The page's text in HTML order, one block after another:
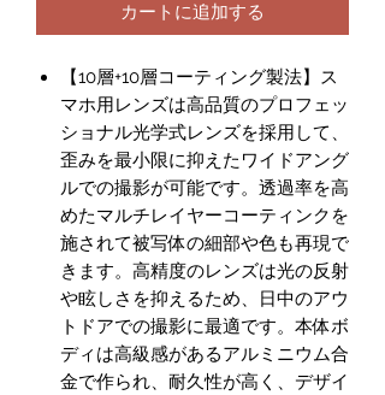
カートに追加する
【10層+10層コーティング製法】ス
マホ用レンズは高品質のプロフェッ
ショナル光学式レンズを採用して、
歪みを最小限に抑えたワイドアング
ルでの撮影が可能です。透過率を高
めたマルチレイヤーコーティンクを
施されて被写体の細部や色も再現で
きます。高精度のレンズは光の反射
や眩しさを抑えるため、日中のアウ
トドアでの撮影に最適です。本体ボ
ディは高級感があるアルミニウム合
金で作られ、耐久性が高く、デザイ